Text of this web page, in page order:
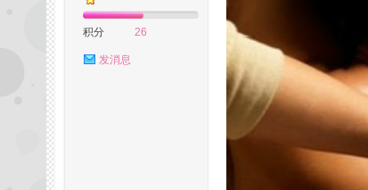
积分 26
发消息